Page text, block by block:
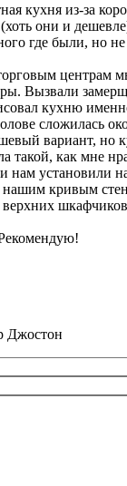
кухня из-за
они и
где были, но
центрам
Вызвали
кухню
сложилась
вариант, но
такой, как мне
нам установили
нашим кривым
Джостон